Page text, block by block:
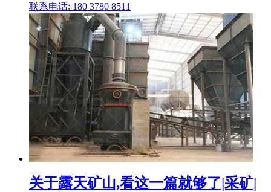
联系电话: 180 3780 8511
关于露天矿山,看这一篇就够了|采矿|